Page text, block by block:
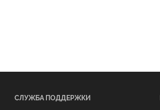
СЛУЖБА ПОДДЕРЖКИ